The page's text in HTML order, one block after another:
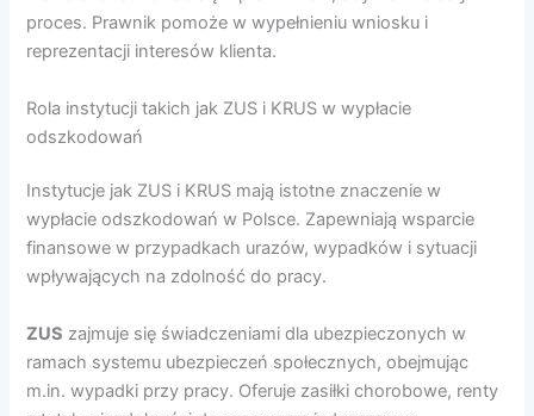
proces. Prawnik pomoże w wypełnieniu wniosku i
reprezentacji interesów klienta.
Rola instytucji takich jak ZUS i KRUS w wypłacie
odszkodowań
Instytucje jak ZUS i KRUS mają istotne znaczenie w
wypłacie odszkodowań w Polsce. Zapewniają wsparcie
finansowe w przypadkach urazów, wypadków i sytuacji
wpływających na zdolność do pracy.
ZUS zajmuje się świadczeniami dla ubezpieczonych w
ramach systemu ubezpieczeń społecznych, obejmując
m.in. wypadki przy pracy. Oferuje zasiłki chorobowe, renty